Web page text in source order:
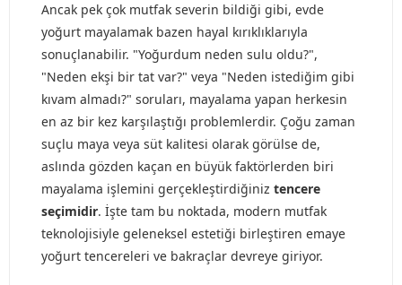
Ancak pek çok mutfak severin bildiği gibi, evde
yoğurt mayalamak bazen hayal kırıklıklarıyla
sonuçlanabilir. "Yoğurdum neden sulu oldu?",
"Neden ekşi bir tat var?" veya "Neden istediğim gibi
kıvam almadı?" soruları, mayalama yapan herkesin
en az bir kez karşılaştığı problemlerdir. Çoğu zaman
suçlu maya veya süt kalitesi olarak görülse de,
aslında gözden kaçan en büyük faktörlerden biri
mayalama işlemini gerçekleştirdiğiniz tencere
seçimidir. İşte tam bu noktada, modern mutfak
teknolojisiyle geleneksel estetiği birleştiren emaye
yoğurt tencereleri ve bakraçlar devreye giriyor.